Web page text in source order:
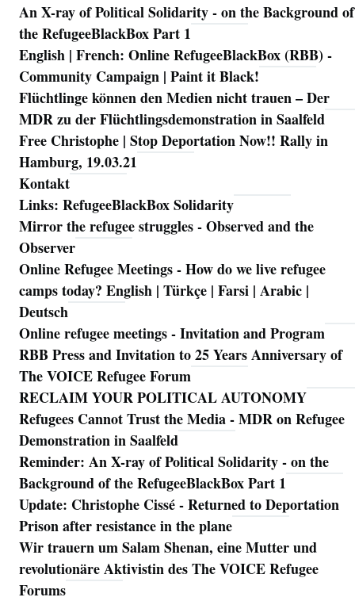
Navigation
An X-ray of Political Solidarity - on the Background of
the RefugeeBlackBox Part 1
English | French: Online RefugeeBlackBox (RBB) -
Community Campaign | Paint it Black!
Flüchtlinge können den Medien nicht trauen – Der
MDR zu der Flüchtlingsdemonstration in Saalfeld
Free Christophe | Stop Deportation Now!! Rally in
Hamburg, 19.03.21
Kontakt
Links: RefugeeBlackBox Solidarity
Mirror the refugee struggles - Observed and the
Observer
Online Refugee Meetings - How do we live refugee
camps today? English | Türkçe | Farsi | Arabic |
Deutsch
Online refugee meetings - Invitation and Program
RBB Press and Invitation to 25 Years Anniversary of
The VOICE Refugee Forum
RECLAIM YOUR POLITICAL AUTONOMY
Refugees Cannot Trust the Media - MDR on Refugee
Demonstration in Saalfeld
Reminder: An X-ray of Political Solidarity - on the
Background of the RefugeeBlackBox Part 1
Update: Christophe Cissé - Returned to Deportation
Prison after resistance in the plane
Wir trauern um Salam Shenan, eine Mutter und
revolutionäre Aktivistin des The VOICE Refugee
Forums